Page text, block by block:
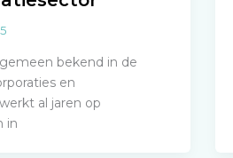
bekend in de
en
al jaren op
in